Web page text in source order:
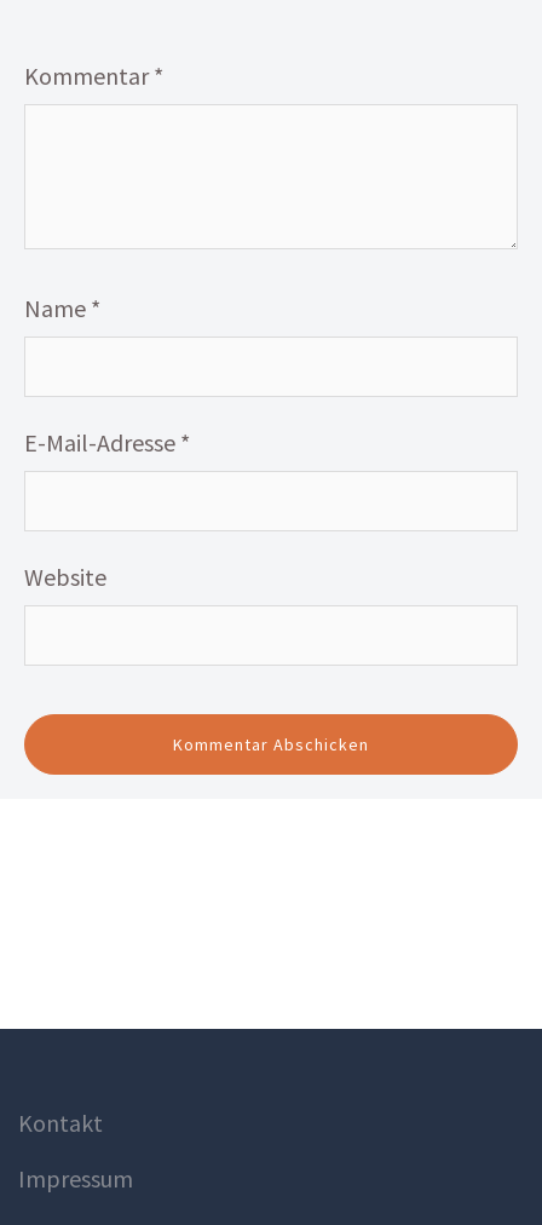
Kommentar*
Name *
E-Mail-Adresse *
Website
Kontakt
Impressum